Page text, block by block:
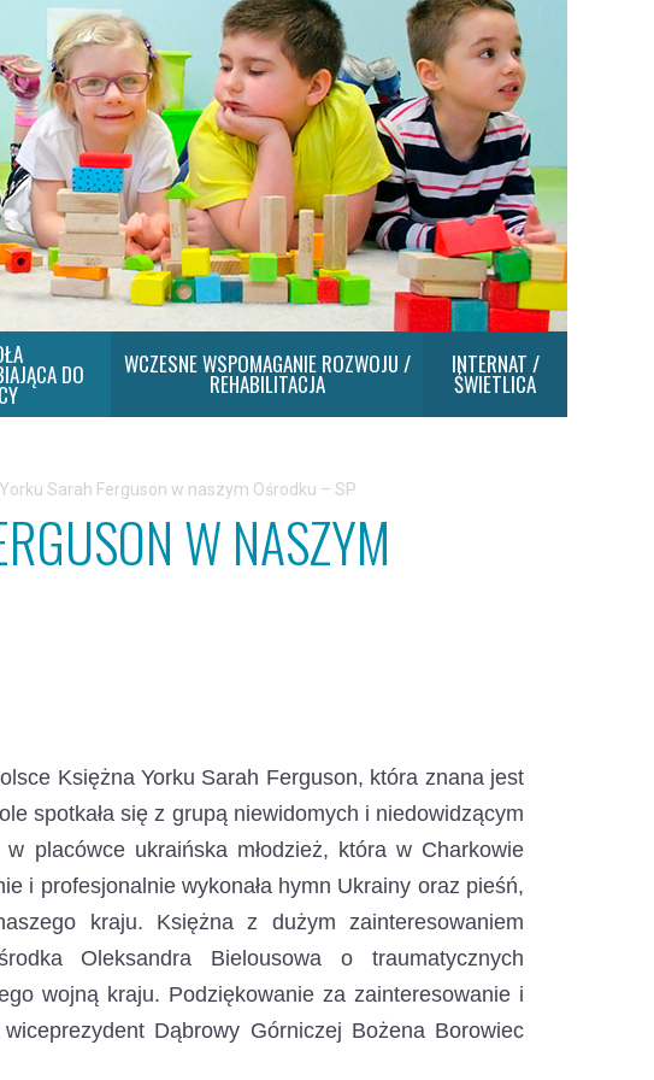
DO WCZESNE WSPOMAGANIE ROZWOJU /
REHABILITACJA
INTERNAT /
ŚWIETLICA
Sarah Ferguson w naszym Ośrodku – SP
W NASZYM
Księżna Yorku Sarah Ferguson, która znana jest
spotkała się z grupą niewidomych i niedowidzącym
placówce ukraińska młodzież, która w Charkowie
i profesjonalnie wykonała hymn Ukrainy oraz pieśń,
kraju. Księżna z dużym zainteresowaniem
Oleksandra Bielousowa o traumatycznych
wojną kraju. Podziękowanie za zainteresowanie i
Dąbrowy Górniczej Bożena Borowiec